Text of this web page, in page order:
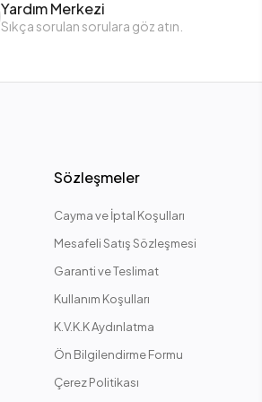
Yardım Merkezi
Sıkça sorulan sorulara göz atın.
Sözleşmeler
Cayma ve İptal Koşulları
Mesafeli Satış Sözleşmesi
Garanti ve Teslimat
Kullanım Koşulları
K.V.K.K Aydınlatma
Ön Bilgilendirme Formu
Çerez Politikası